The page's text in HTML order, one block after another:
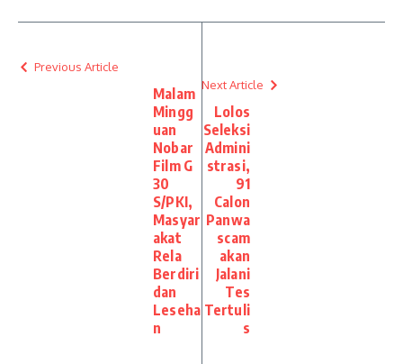
Previous Article
Malam
Mingg
uan
Nobar
Film G
30
S/PKI,
Masyar
akat
Rela
Berdiri
dan
Leseha
n
Next Article
Lolos
Seleksi
Admini
strasi,
91
Calon
Panwa
scam
akan
Jalani
Tes
Tertuli
s